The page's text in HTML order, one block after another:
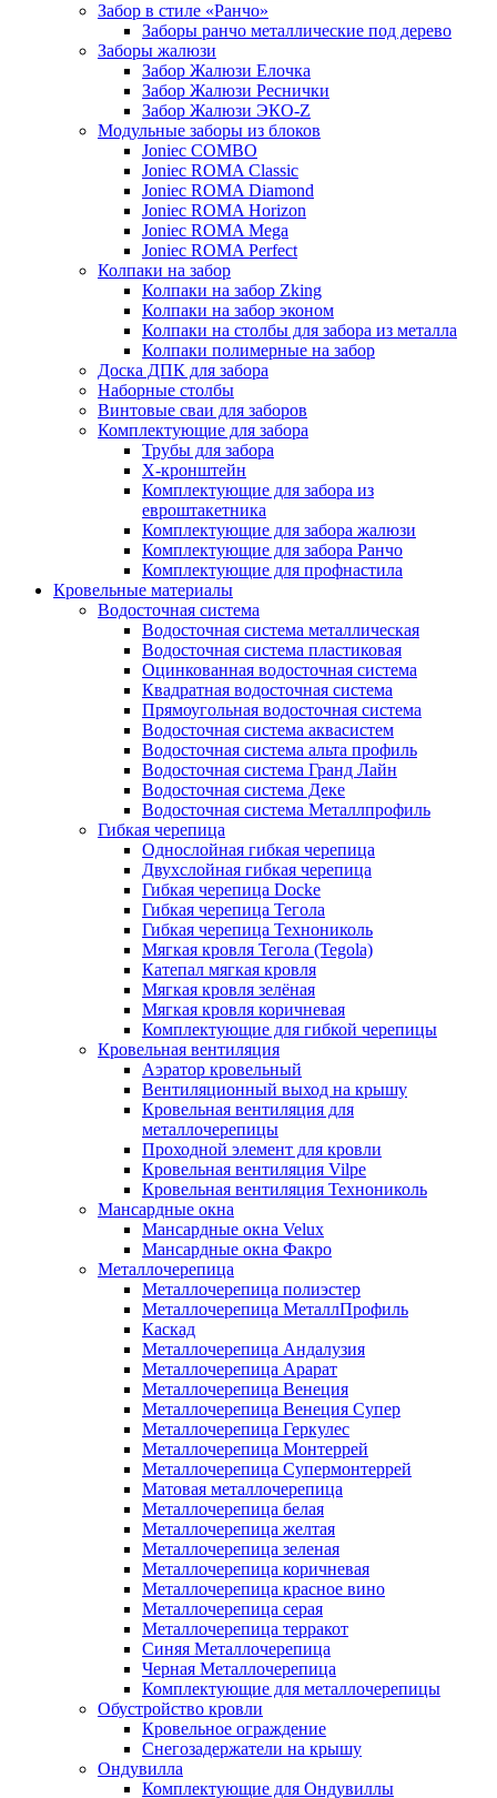
Забор в стиле «Ранчо»
Заборы ранчо металлические под дерево
Заборы жалюзи
Забор Жалюзи Елочка
Забор Жалюзи Реснички
Забор Жалюзи ЭКО-Z
Модульные заборы из блоков
Joniec COMBO
Joniec ROMA Classic
Joniec ROMA Diamond
Joniec ROMA Horizon
Joniec ROMA Mega
Joniec ROMA Perfect
Колпаки на забор
Колпаки на забор Zking
Колпаки на забор эконом
Колпаки на столбы для забора из металла
Колпаки полимерные на забор
Доска ДПК для забора
Наборные столбы
Винтовые сваи для заборов
Комплектующие для забора
Трубы для забора
Х-кронштейн
Комплектующие для забора из
евроштакетника
Комплектующие для забора жалюзи
Комплектующие для забора Ранчо
Комплектующие для профнастила
Кровельные материалы
Водосточная система
Водосточная система металлическая
Водосточная система пластиковая
Оцинкованная водосточная система
Квадратная водосточная система
Прямоугольная водосточная система
Водосточная система аквасистем
Водосточная система альта профиль
Водосточная система Гранд Лайн
Водосточная система Деке
Водосточная система Металлпрофиль
Гибкая черепица
Однослойная гибкая черепица
Двухслойная гибкая черепица
Гибкая черепица Docke
Гибкая черепица Тегола
Гибкая черепица Технониколь
Мягкая кровля Тегола (Tegola)
Катепал мягкая кровля
Мягкая кровля зелёная
Мягкая кровля коричневая
Комплектующие для гибкой черепицы
Кровельная вентиляция
Аэратор кровельный
Вентиляционный выход на крышу
Кровельная вентиляция для
металлочерепицы
Проходной элемент для кровли
Кровельная вентиляция Vilpe
Кровельная вентиляция Технониколь
Мансардные окна
Мансардные окна Velux
Мансардные окна Факро
Металлочерепица
Металлочерепица полиэстер
Металлочерепица МеталлПрофиль
Каскад
Металлочерепица Андалузия
Металлочерепица Арарат
Металлочерепица Венеция
Металлочерепица Венеция Супер
Металлочерепица Геркулес
Металлочерепица Монтеррей
Металлочерепица Супермонтеррей
Матовая металлочерепица
Металлочерепица белая
Металлочерепица желтая
Металлочерепица зеленая
Металлочерепица коричневая
Металлочерепица красное вино
Металлочерепица серая
Металлочерепица терракот
Синяя Металлочерепица
Черная Металлочерепица
Комплектующие для металлочерепицы
Обустройство кровли
Кровельное ограждение
Снегозадержатели на крышу
Ондувилла
Комплектующие для Ондувиллы